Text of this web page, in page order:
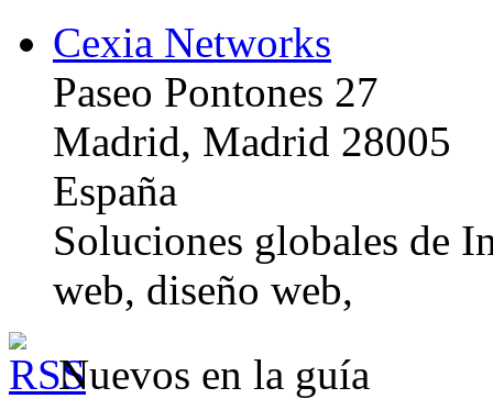
Cexia Networks
Paseo Pontones 27
Madrid, Madrid 28005
España
Soluciones globales de
web, diseño web,
Nuevos en la guía